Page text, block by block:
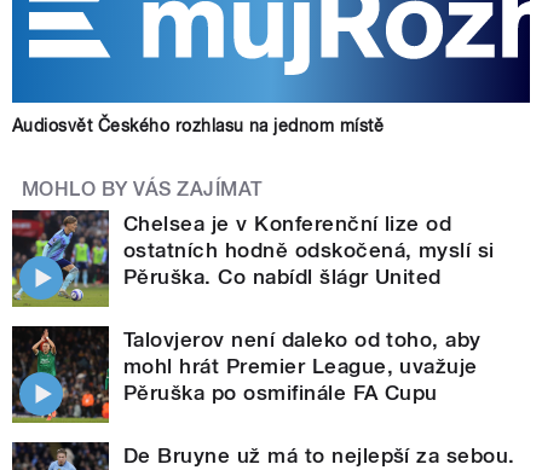
Audiosvět Českého rozhlasu na jednom místě
MOHLO BY VÁS ZAJÍMAT
Chelsea je v Konferenční lize od
ostatních hodně odskočená, myslí si
Pěruška. Co nabídl šlágr United
Talovjerov není daleko od toho, aby
mohl hrát Premier League, uvažuje
Pěruška po osmifinále FA Cupu
De Bruyne už má to nejlepší za sebou.